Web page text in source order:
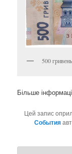
500
Більше
Цей запис
События